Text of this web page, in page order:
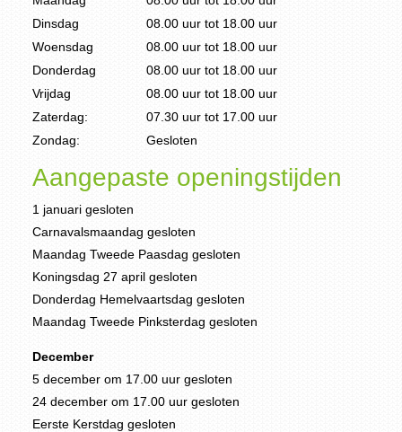
Dinsdag
08.00 uur tot 18.00 uur
Woensdag
08.00 uur tot 18.00 uur
Donderdag
08.00 uur tot 18.00 uur
Vrijdag
08.00 uur tot 18.00 uur
Zaterdag:
07.30 uur tot 17.00 uur
Zondag:
Gesloten
Aangepaste openingstijden
1 januari gesloten
Carnavalsmaandag gesloten
Maandag Tweede Paasdag gesloten
Koningsdag 27 april gesloten
Donderdag Hemelvaartsdag gesloten
Maandag Tweede Pinksterdag gesloten
December
5 december om 17.00 uur gesloten
24 december om 17.00 uur gesloten
Eerste Kerstdag gesloten